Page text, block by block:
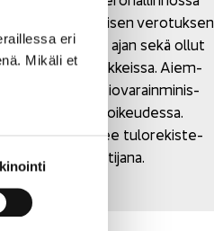
eri
Mi­kä­li et
ja kan­sain­vä­li­sen ve­ro­tuk­sen
jo yli 20 vuo­den ajan sekä ollut
eri­lai­sis­sa hank­keis­sa. Ai­em­
Val­tio­va­rain­mi­nis­
ja kä­rä­jä­oi­keu­des­sa.
hän työs­ken­te­lee tu­lo­re­kis­te­
asian­tun­ti­ja­na.